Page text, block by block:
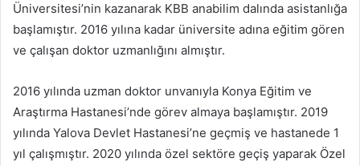
Üniversitesi’nin kazanarak KBB anabilim dalında asistanlığa
başlamıştır. 2016 yılına kadar üniversite adına eğitim gören
ve çalışan doktor uzmanlığını almıştır.
2016 yılında uzman doktor unvanıyla Konya Eğitim ve
Araştırma Hastanesi’nde görev almaya başlamıştır. 2019
yılında Yalova Devlet Hastanesi’ne geçmiş ve hastanede 1
yıl çalışmıştır. 2020 yılında özel sektöre geçiş yaparak Özel